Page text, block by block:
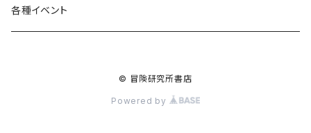
各種イベント
© 冒険研究所書店
Powered by